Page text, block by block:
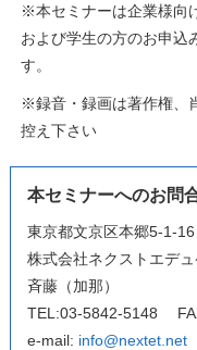
※本セミナーは企業様向
および学生の方のお申込
す。
※録音・録画は著作権、
控え下さい
本セミナーへのお問
東京都文京区本郷5-1-
株式会社ネクストエデ
斉藤（加那）
TEL:03-5842-5148
e-mail: info@nextet.net